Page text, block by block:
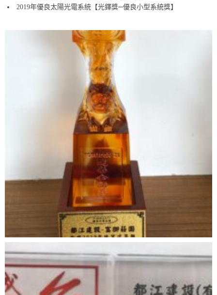
2019年優良太陽光電系統【光鐸獎─優良小型系統獎】